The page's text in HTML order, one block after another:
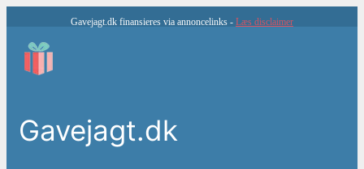
indhold
Gavejagt.dk finansieres via annoncelinks - Læs disclaimer
Gavejagt.dk